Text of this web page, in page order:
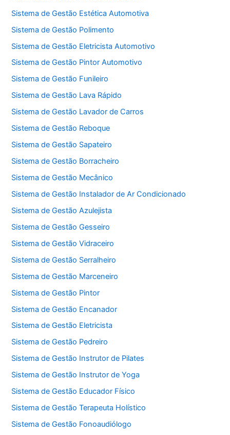
Sistema de Gestão Estética Automotiva
Sistema de Gestão Polimento
Sistema de Gestão Eletricista Automotivo
Sistema de Gestão Pintor Automotivo
Sistema de Gestão Funileiro
Sistema de Gestão Lava Rápido
Sistema de Gestão Lavador de Carros
Sistema de Gestão Reboque
Sistema de Gestão Sapateiro
Sistema de Gestão Borracheiro
Sistema de Gestão Mecânico
Sistema de Gestão Instalador de Ar Condicionado
Sistema de Gestão Azulejista
Sistema de Gestão Gesseiro
Sistema de Gestão Vidraceiro
Sistema de Gestão Serralheiro
Sistema de Gestão Marceneiro
Sistema de Gestão Pintor
Sistema de Gestão Encanador
Sistema de Gestão Eletricista
Sistema de Gestão Pedreiro
Sistema de Gestão Instrutor de Pilates
Sistema de Gestão Instrutor de Yoga
Sistema de Gestão Educador Físico
Sistema de Gestão Terapeuta Holístico
Sistema de Gestão Fonoaudiólogo